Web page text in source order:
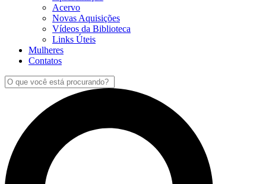
Acervo
Novas Aquisições
Vídeos da Biblioteca
Links Úteis
Mulheres
Contatos